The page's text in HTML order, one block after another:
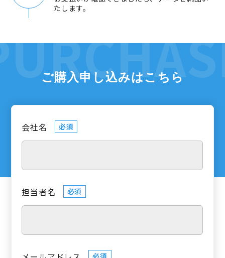
たします。
ご購入申し込みはこちら
会社名 必須
担当者名 必須
必須